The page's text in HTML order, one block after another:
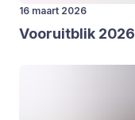
16 maart 2026
Voor­uit­blik 2026